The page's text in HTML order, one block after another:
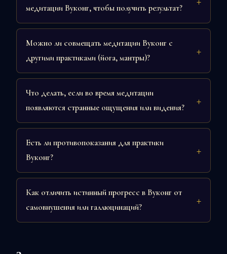
медитации Вуконг, чтобы получить результат?
Можно ли совмещать медитации Вуконг с
другими практиками (йога, мантры)?
Что делать, если во время медитации
появляются странные ощущения или видения?
Есть ли противопоказания для практики
Вуконг?
Как отличить истинный прогресс в Вуконг от
самовнушения или галлюцинаций?